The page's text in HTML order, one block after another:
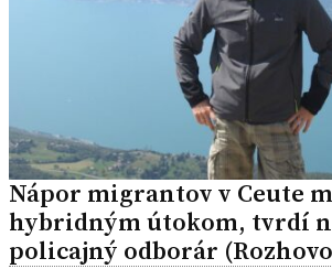
Nápor migrantov v Ceute
hybridným útokom, tvrdí
policajný odborár